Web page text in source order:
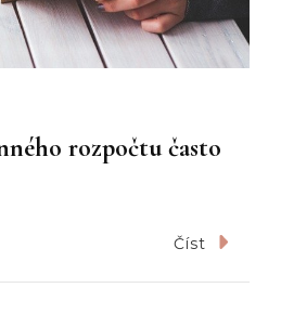
rozpočtu často
Číst